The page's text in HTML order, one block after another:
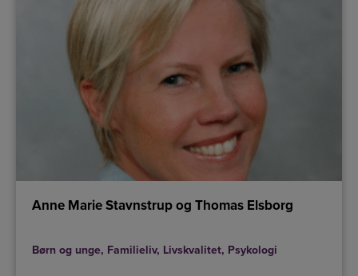
Anne Marie Stavnstrup og Thomas Elsborg
Børn og unge, Familieliv, Livskvalitet, Psykologi